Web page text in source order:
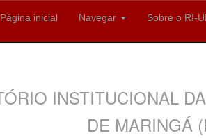
inicial Navegar Sobre o RI-
INSTITUCIONAL
DE MARINGÁ